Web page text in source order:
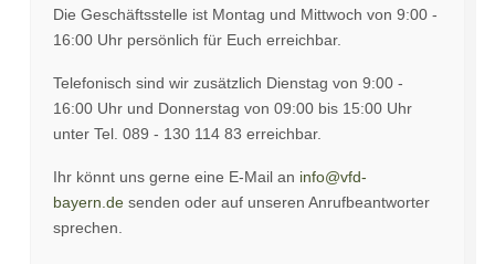
Die Geschäftsstelle ist Montag und Mittwoch von 9:00 -
16:00 Uhr persönlich für Euch erreichbar.
Telefonisch sind wir zusätzlich Dienstag von 9:00 -
16:00 Uhr und Donnerstag von 09:00 bis 15:00 Uhr
unter Tel. 089 - 130 114 83 erreichbar.
Ihr könnt uns gerne eine E-Mail an info@vfd-
bayern.de senden oder auf unseren Anrufbeantworter
sprechen.